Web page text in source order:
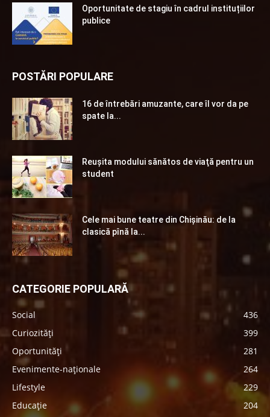
Oportunitate de stagiu în cadrul instituțiilor
publice
POSTĂRI POPULARE
16 de întrebări amuzante, care îl vor da pe
spate la...
Reuşita modului sănătos de viaţă pentru un
student
Cele mai bune teatre din Chişinău: de la
clasică pînă la...
CATEGORIE POPULARĂ
Social
436
Curiozități
399
Oportunități
281
Evenimente-naționale
264
Lifestyle
229
Educație
204